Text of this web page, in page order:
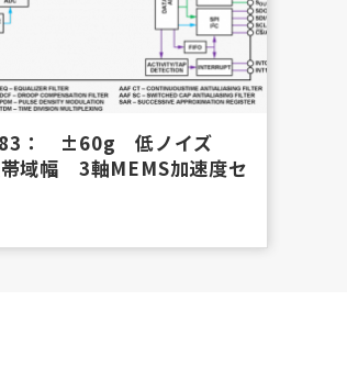
： ±60g 低ノイズ
域幅 3軸MEMS加速度セ